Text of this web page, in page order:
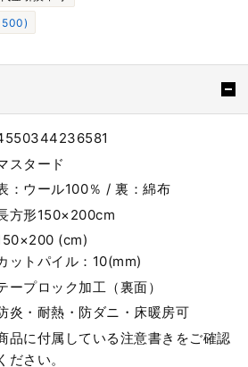
500)
スタード
：ウール100％ / 裏：綿布
方形150×200cm
(cm)
ットパイル：10(mm)
ープロック加工（裏面）
炎・耐熱・防ダニ・床暖房可
品に付属している注意書きをご確認
ください。